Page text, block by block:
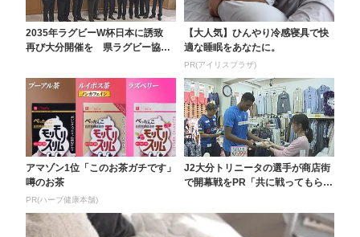
2035年ラグビーW杯日本に誘致
再び大分開催を 県ラグビー協会
【大人気】ひんやり冷感寝具で快
適な睡眠をあなたに。
PR(アイリスプラザ)
アマゾン1位「このお茶ガチです」
噂のお茶
PR(ハーブ健康本舗)
J2大分トリニータの選手が商店街
で開幕戦をPR「共に戦ってもらえ